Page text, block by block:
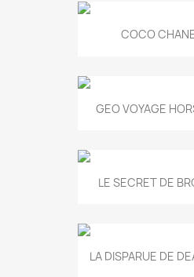
COCO
GEO VOYAGE
LE SECRET DE
LA DISPARUE DE